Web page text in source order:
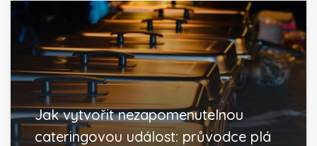
Jak vytvořit nezapomenutelnou
cateringovou událost: průvodce plá